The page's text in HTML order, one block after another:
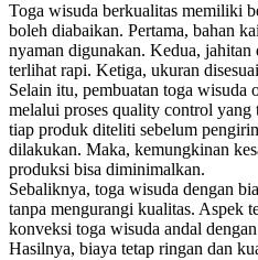
Toga wisuda berkualitas memiliki
boleh diabaikan. Pertama, bahan
nyaman digunakan. Kedua, jahitan
terlihat rapi. Ketiga, ukuran
Selain itu, pembuatan toga wisuda
melalui proses quality control
tiap produk diteliti sebelum
dilakukan. Maka, kemungkinan
produksi bisa diminimalkan.
Sebaliknya, toga wisuda dengan
tanpa mengurangi kualitas. Aspek
konveksi toga wisuda andal
Hasilnya, biaya tetap ringan dan